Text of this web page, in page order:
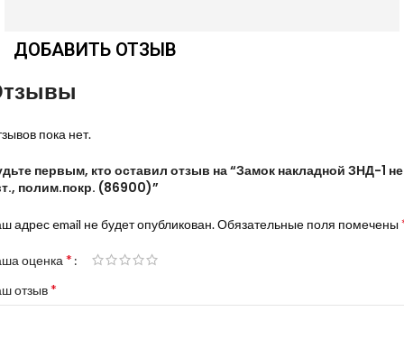
ДОБАВИТЬ ОТЗЫВ
пока нет.
первым, кто оставил отзыв на “Замок накладной ЗНД-1 не
полим.покр. (86900)”
адрес email не будет опубликован.Обязательные поля помечены
оценка *
отзыв*